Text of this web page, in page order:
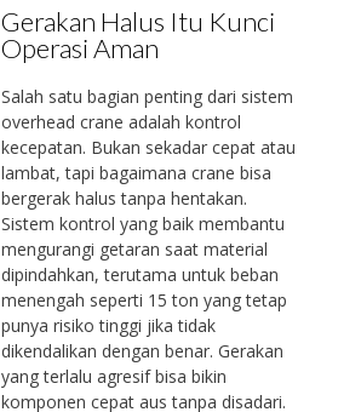
Gerakan Halus Itu Kunci
Operasi Aman
Salah satu bagian penting dari sistem
overhead crane adalah kontrol
kecepatan. Bukan sekadar cepat atau
lambat, tapi bagaimana crane bisa
bergerak halus tanpa hentakan.
Sistem kontrol yang baik membantu
mengurangi getaran saat material
dipindahkan, terutama untuk beban
menengah seperti 15 ton yang tetap
punya risiko tinggi jika tidak
dikendalikan dengan benar. Gerakan
yang terlalu agresif bisa bikin
komponen cepat aus tanpa disadari.